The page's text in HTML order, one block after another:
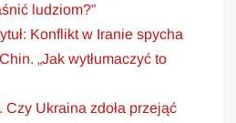
ludziom?”
Konflikt w Iranie spycha
„Jak wytłumaczyć to
Czy Ukraina zdoła przejąć